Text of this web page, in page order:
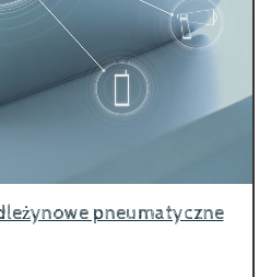
pneumatyczne